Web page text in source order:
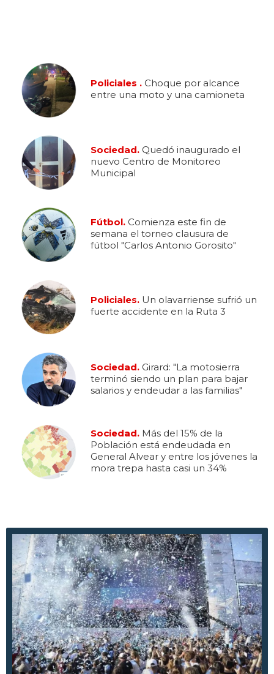
Policiales . Choque por alcance
entre una moto y una camioneta
Sociedad. Quedó inaugurado el
nuevo Centro de Monitoreo
Municipal
Fútbol. Comienza este fin de
semana el torneo clausura de
fútbol "Carlos Antonio Gorosito"
Policiales. Un olavarriense sufrió un
fuerte accidente en la Ruta 3
Sociedad. Girard: "La motosierra
terminó siendo un plan para bajar
salarios y endeudar a las familias"
Sociedad. Más del 15% de la
Población está endeudada en
General Alvear y entre los jóvenes la
mora trepa hasta casi un 34%